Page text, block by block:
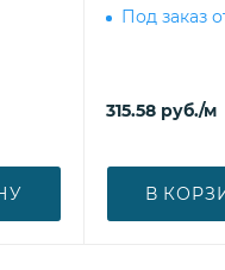
Под заказ
315.58 руб./м
В